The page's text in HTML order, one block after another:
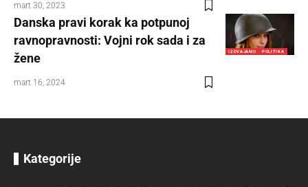
mart 30, 2023
IZDVAJAMO POLITIKA
Danska pravi korak ka potpunoj
ravnopravnosti: Vojni rok sada i za
žene
mart 16, 2024
Kategorije